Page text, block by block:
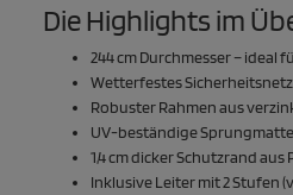
Die Highlights im
244 cm Durchmesser – ideal
Wetterfestes Sicherheitsnetz
Robuster Rahmen aus
UV-beständige
1,4 cm dicker Schutzrand
Inklusive Leiter mit 2 Stufen